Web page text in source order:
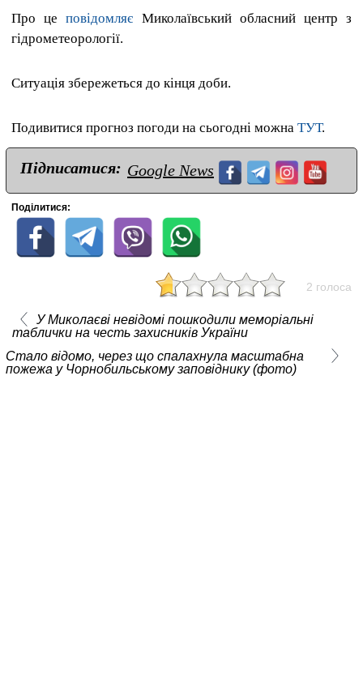
Про цеповідомляє Миколаївський обласний центр з
гідрометеорології.
Ситуація збережеться до кінця доби.
Подивитися прогноз погоди на сьогодні можна ТУТ.
Підписатися: Google News
Поділитися:
2 голоса
У Миколаєві невідомі пошкодили меморіальні
таблички на честь захисників України
Стало відомо, через що спалахнула масштабна
пожежа у Чорнобильському заповіднику (фото)